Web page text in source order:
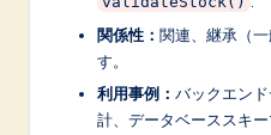
関係性： 関連、継承（
す。
利用事例： バックエン
計、データベーススキ